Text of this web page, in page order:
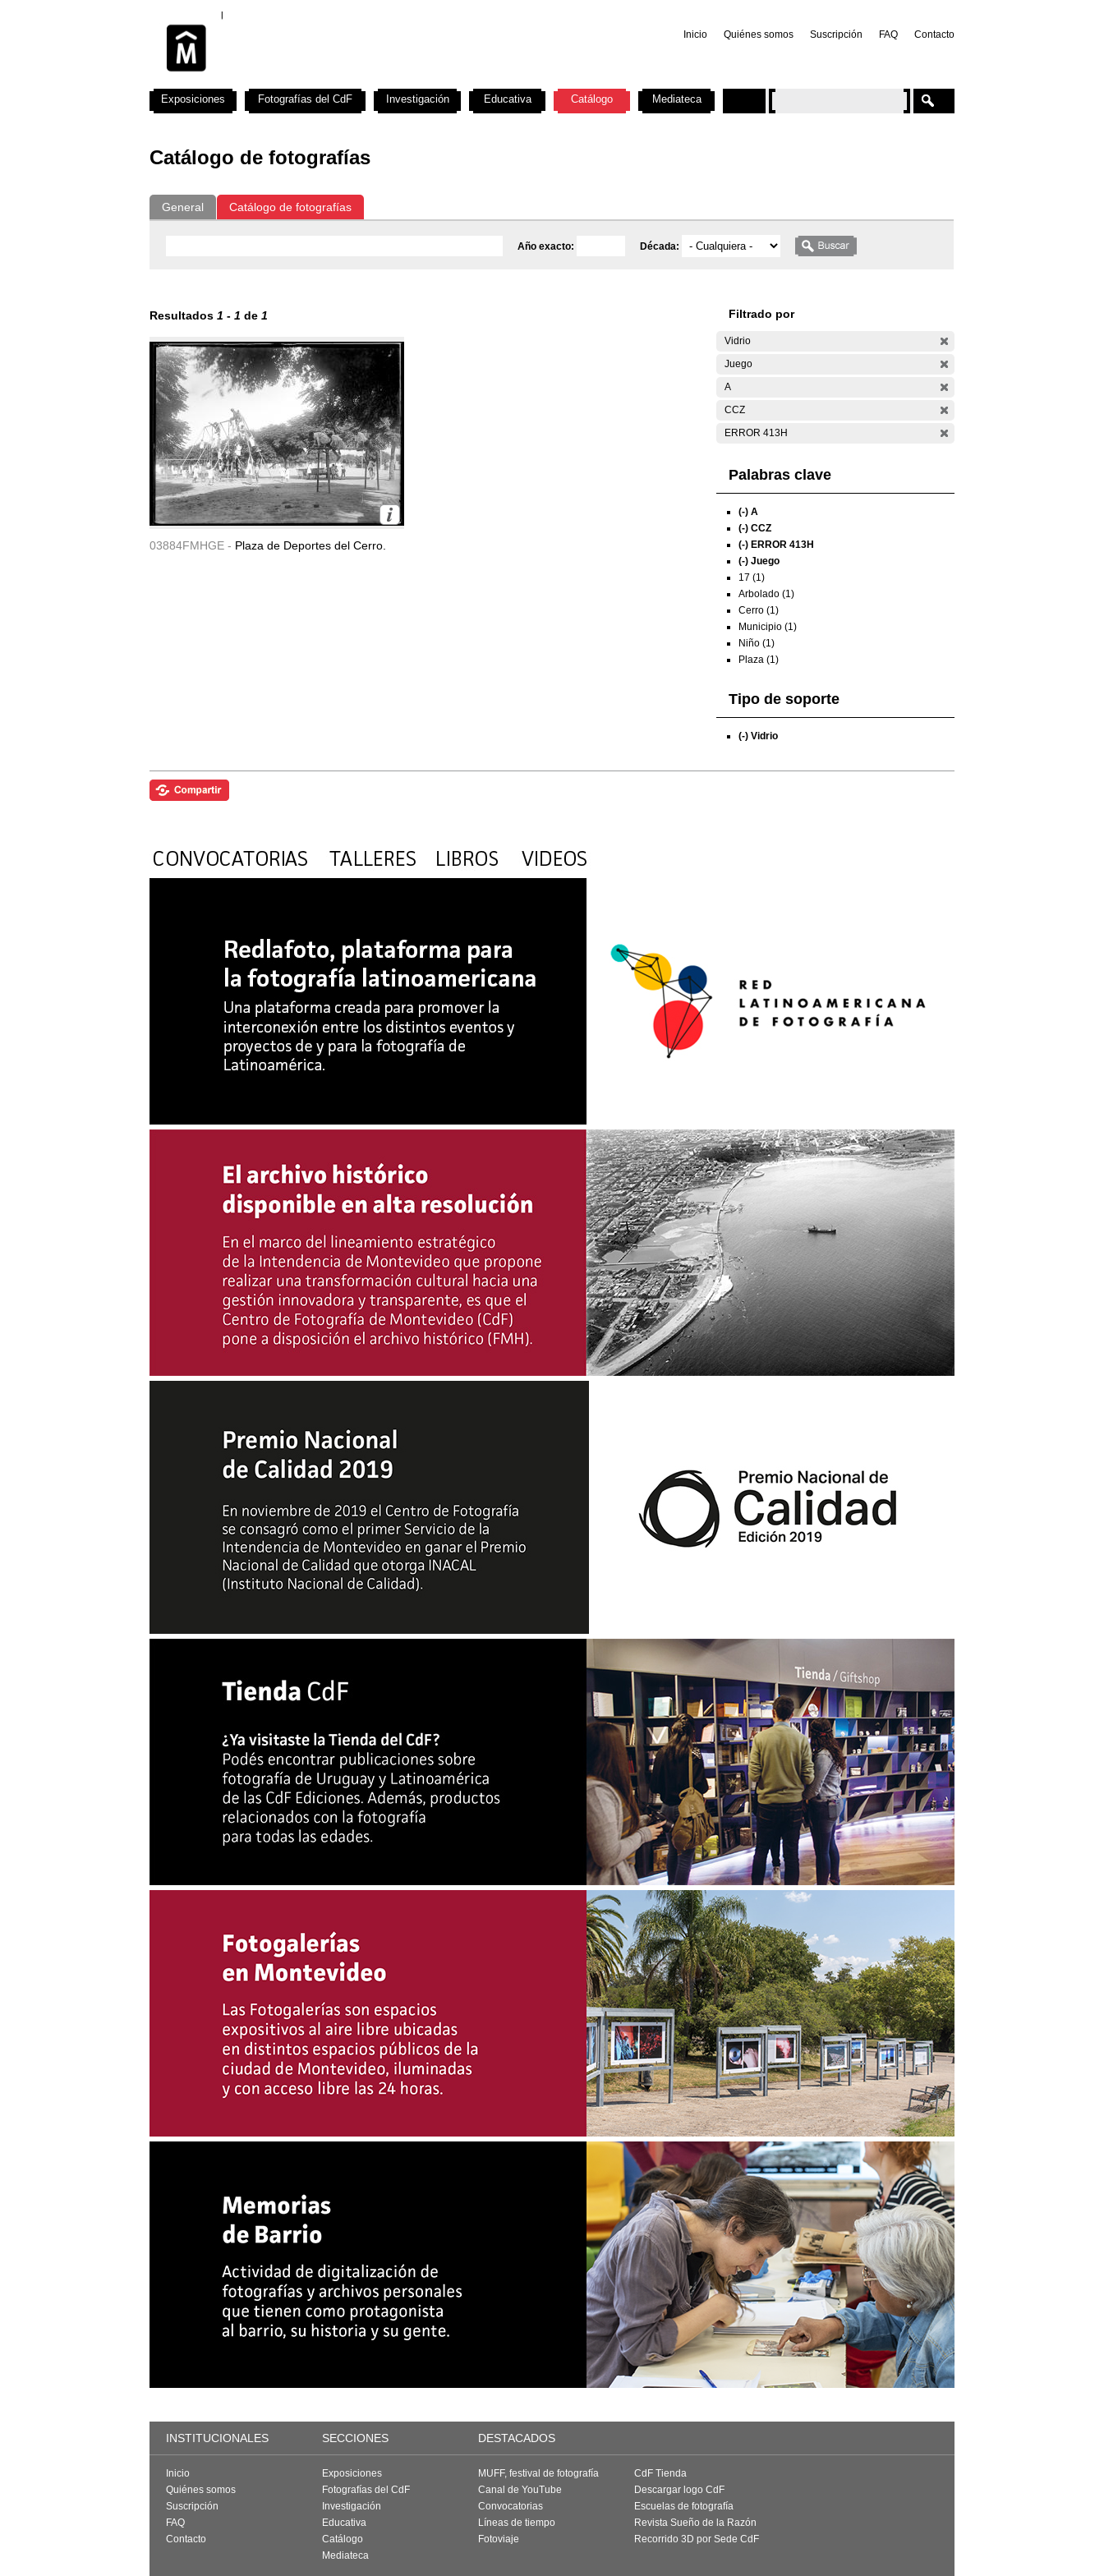
Inicio Quiénes somos Suscripción FAQ Contacto
Catálogo de fotografías
General Catálogo de fotografías
Año exacto: Década:
Resultados 1 - 1 de 1
03884FMHGE - Plaza de Deportes del Cerro.
Filtrado por
Vidrio
Juego
A
CCZ
ERROR 413H
Palabras clave
(-) A
(-) CCZ
(-) ERROR 413H
(-) Juego
17 (1)
Arbolado (1)
Cerro (1)
Municipio (1)
Niño (1)
Plaza (1)
Tipo de soporte
(-) Vidrio
Exposiciones Fotografías del CdF Investigación Educativa Catálogo Mediateca
INSTITUCIONALES SECCIONES DESTACADOS
Inicio
Quiénes somos
Suscripción
FAQ
Contacto
Exposiciones
Fotografías del CdF
Investigación
Educativa
Catálogo
Mediateca
MUFF, festival de fotografía
Canal de YouTube
Convocatorias
Líneas de tiempo
Fotoviaje
CdF Tienda
Descargar logo CdF
Escuelas de fotografía
Revista Sueño de la Razón
Recorrido 3D por Sede CdF